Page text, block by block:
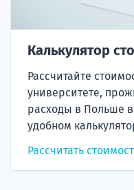
Калькулятор
Рассчитайте
университете,
расходы в Польше
удобном
Рассчитать